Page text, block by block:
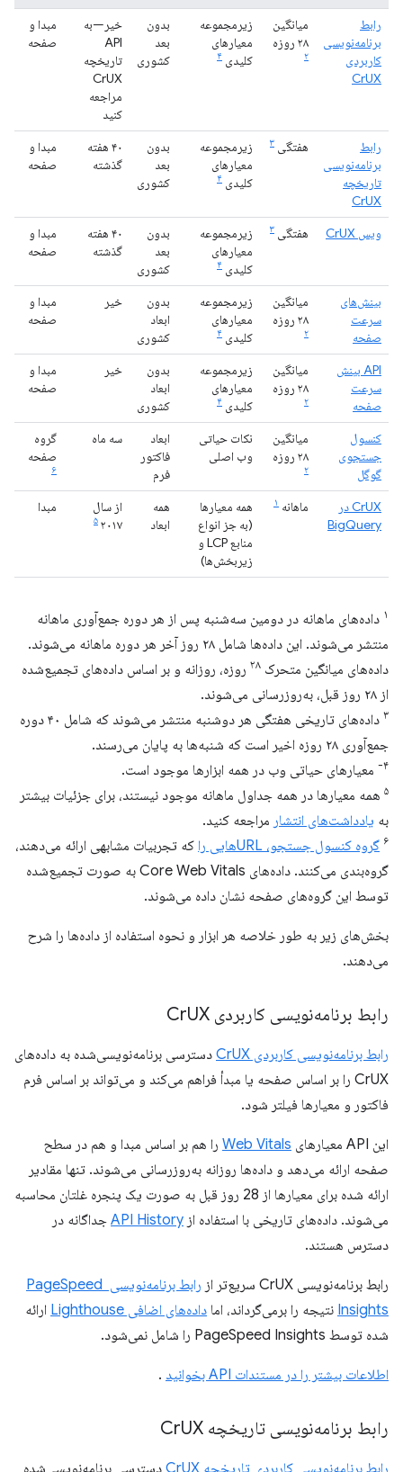
رابط
برنامه‌نویسی
کاربردی
CrUX
میانگین
۲۸ روزه
۲
زیرمجموعه
معیارهای
کلیدی ۴
بدون
بعد
کشوری
خیر—به
API
تاریخچه
CrUX
مراجعه
کنید
مبدا و
صفحه
رابط
برنامه‌نویسی
تاریخچه
CrUX
هفتگی ۳
زیرمجموعه
معیارهای
کلیدی ۴
بدون
بعد
کشوری
۴۰ هفته
گذشته
مبدا و
صفحه
ویس CrUX هفتگی ۳
زیرمجموعه
معیارهای
کلیدی ۴
بدون
بعد
کشوری
۴۰ هفته
گذشته
مبدا و
صفحه
بینش‌های
سرعت
صفحه
میانگین
۲۸ روزه
۲
زیرمجموعه
معیارهای
کلیدی ۴
بدون
ابعاد
کشوری
خیر
مبدا و
صفحه
API بینش
سرعت
صفحه
میانگین
۲۸ روزه
۲
زیرمجموعه
معیارهای
کلیدی ۴
بدون
ابعاد
کشوری
خیر
مبدا و
صفحه
کنسول
جستجوی
گوگل
میانگین
۲۸ روزه
۲
نکات حیاتی
وب اصلی
ابعاد
فاکتور
فرم
سه ماه
گروه
صفحه
۶
CrUX در
BigQuery
ماهانه ۱
همه معیارها
(به جز انواع
منابع LCP و
زیربخش‌ها)
همه
ابعاد
از سال
۲۰۱۷ ۵
مبدا
۱ داده‌های ماهانه در دومین سه‌شنبه پس از هر دوره جمع‌آوری ماهانه
منتشر می‌شوند. این داده‌ها شامل ۲۸ روز آخر هر دوره ماهانه می‌شوند.
داده‌های میانگین متحرک ۲۸ روزه، روزانه و بر اساس داده‌های تجمیع‌شده
از ۲۸ روز قبل، به‌روزرسانی می‌شوند.
۳
داده‌های تاریخی هفتگی هر دوشنبه منتشر می‌شوند که شامل ۴۰ دوره
جمع‌آوری ۲۸ روزه اخیر است که شنبه‌ها به پایان می‌رسند.
۴- معیارهای حیاتی وب در همه ابزارها موجود است.
۵ همه معیارها در همه جداول ماهانه موجود نیستند، برای جزئیات بیشتر
به یادداشت‌های انتشار مراجعه کنید.
۶ گروه کنسول جستجو، URLهایی را
که تجربیات مشابهی ارائه می‌دهند،
گروه‌بندی می‌کنند. داده‌های Core Web Vitals به صورت تجمیع‌شده
توسط این گروه‌های صفحه نشان داده می‌شوند.
بخش‌های زیر به طور خلاصه هر ابزار و نحوه استفاده از داده‌ها را شرح
می‌دهند.
رابط برنامه‌نویسی کاربردی Cr UX
رابط برنامه‌نویسی کاربردی CrUX
دسترسی برنامه‌نویسی‌شده به داده‌های
CrUX را بر اساس صفحه یا مبدأ فراهم می‌کند و می‌تواند بر اساس فرم
فاکتور و معیارها فیلتر شود.
این API معیارهای Web Vitals را هم بر اساس مبدا و هم در سطح
صفحه ارائه می‌دهد و داده‌ها روزانه به‌روزرسانی می‌شوند. تنها مقادیر
ارائه شده برای معیارها از 28 روز قبل به صورت یک پنجره غلتان محاسبه
می‌شوند. داده‌های تاریخی با استفاده از API History جداگانه در
دسترس هستند.
رابط برنامه‌نویسی CrUX سریع‌تر از
رابط برنامه‌نویسی PageSpeed ​​
Insights نتیجه را برمی‌گرداند، اما داده‌های اضافی Lighthouse
ارائه
شده توسط PageSpeed ​​Insights را شامل نمی‌شود.
اطلاعات بیشتر را در مستندات API بخوانید .
رابط برنامه‌نویسی تاریخچه Cr UX
رابط برنامه‌نویسی کاربردی تاریخچه CrUX دسترسی برنامه‌نویسی‌شده